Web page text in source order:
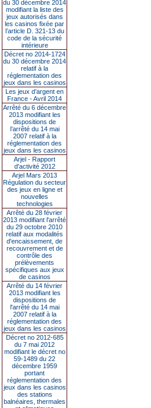
du 30 décembre 2014
modifiant la liste des
jeux autorisés dans
les casinos fixée par
l’article D. 321-13 du
code de la sécurité
intérieure
Décret no 2014-1724
du 30 décembre 2014
relatif à la
réglementation des
jeux dans les casinos
Les jeux d’argent en
France - Avril 2014
Arrêté du 6 décembre
2013 modifiant les
dispositions de
l’arrêté du 14 mai
2007 relatif à la
réglementation des
jeux dans les casinos
Arjel - Rapport
d'activité 2012
Arjel Mars 2013
Régulation du secteur
des jeux en ligne et
nouvelles
technologies
Arrêté du 28 février
2013 modifiant l'arrêté
du 29 octobre 2010
relatif aux modalités
d'encaissement, de
recouvrement et de
contrôle des
prélèvements
spécifiques aux jeux
de casinos
Arrêté du 14 février
2013 modifiant les
dispositions de
l'arrêté du 14 mai
2007 relatif à la
réglementation des
jeux dans les casinos
Décret no 2012-685
du 7 mai 2012
modifiant le décret no
59-1489 du 22
décembre 1959
portant
réglementation des
jeux dans les casinos
des stations
balnéaires, thermales